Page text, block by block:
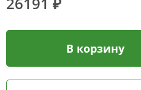
В корзину